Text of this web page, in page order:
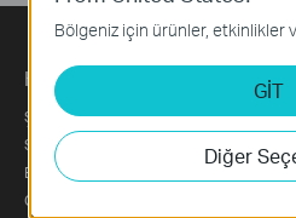
Hakkımızda
Şirket Profili
Sürdürülebilirlik
Bize Ulaşın
Gizlilik Politikası
Basın Bültenleri
Bölgeniz için ürünler, etkinlikler
GİT
Diğer